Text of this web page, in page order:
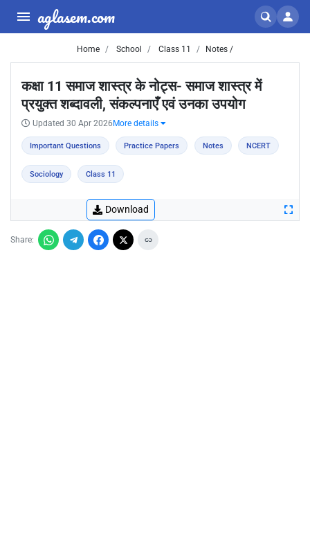
aglasem.com
Home School Class 11 Notes /
कक्षा 11 समाज शास्त्र के नोट्स- समाज शास्त्र में
प्रयुक्त शब्दावली, संकल्पनाएँ एवं उनका उपयोग
Updated 30 Apr 2026 More details
Important Questions Practice Papers Notes NCERT
Sociology Class 11
Download
Share: